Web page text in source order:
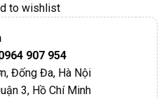
to wishlist
907 954
Đống Đa, Hà Nội
3, Hồ Chí Minh